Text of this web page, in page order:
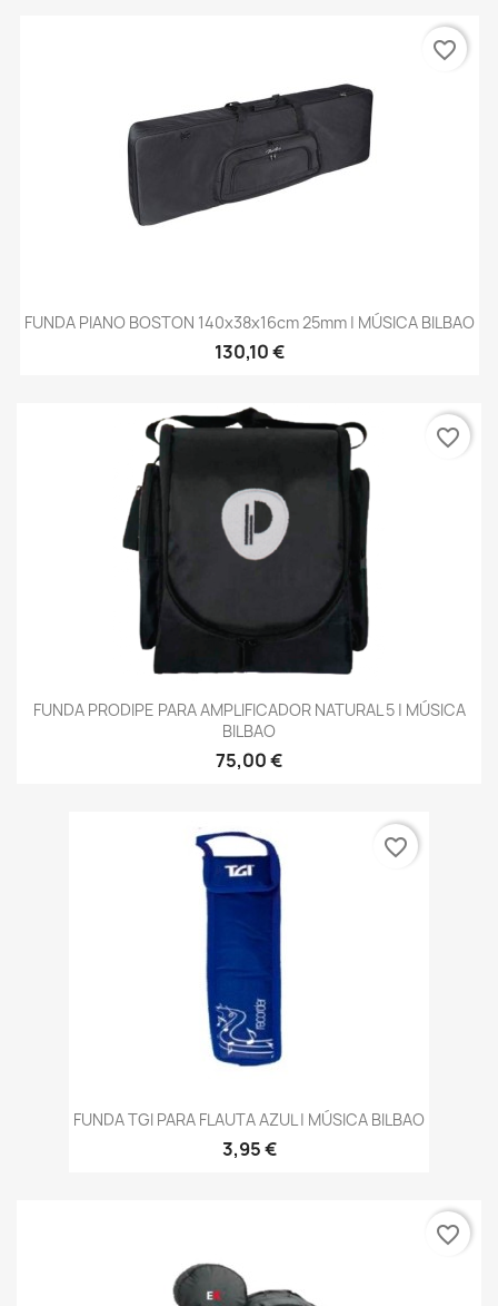
FUNDA PIANO BOSTON 140x38x16cm 25mm | MÚSICA BILBAO
130,10 €
favorite_border
FUNDA PRODIPE PARA AMPLIFICADOR NATURAL 5 | MÚSICA
BILBAO
75,00 €
favorite_border
FUNDA TGI PARA FLAUTA AZUL | MÚSICA BILBAO
3,95 €
favorite_border
favorite_border